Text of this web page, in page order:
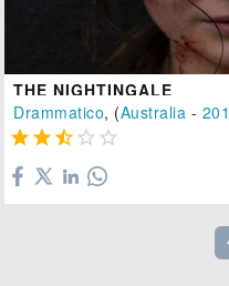
THE NIGHTINGALE
Drammatico, (Australia -
    